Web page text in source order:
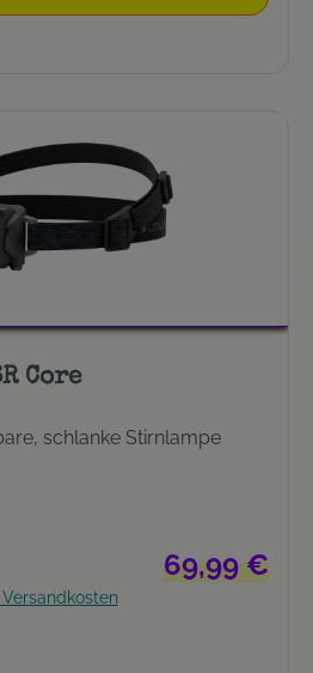
Core
schlanke Stirnlampe
Regulärer
69,99 €